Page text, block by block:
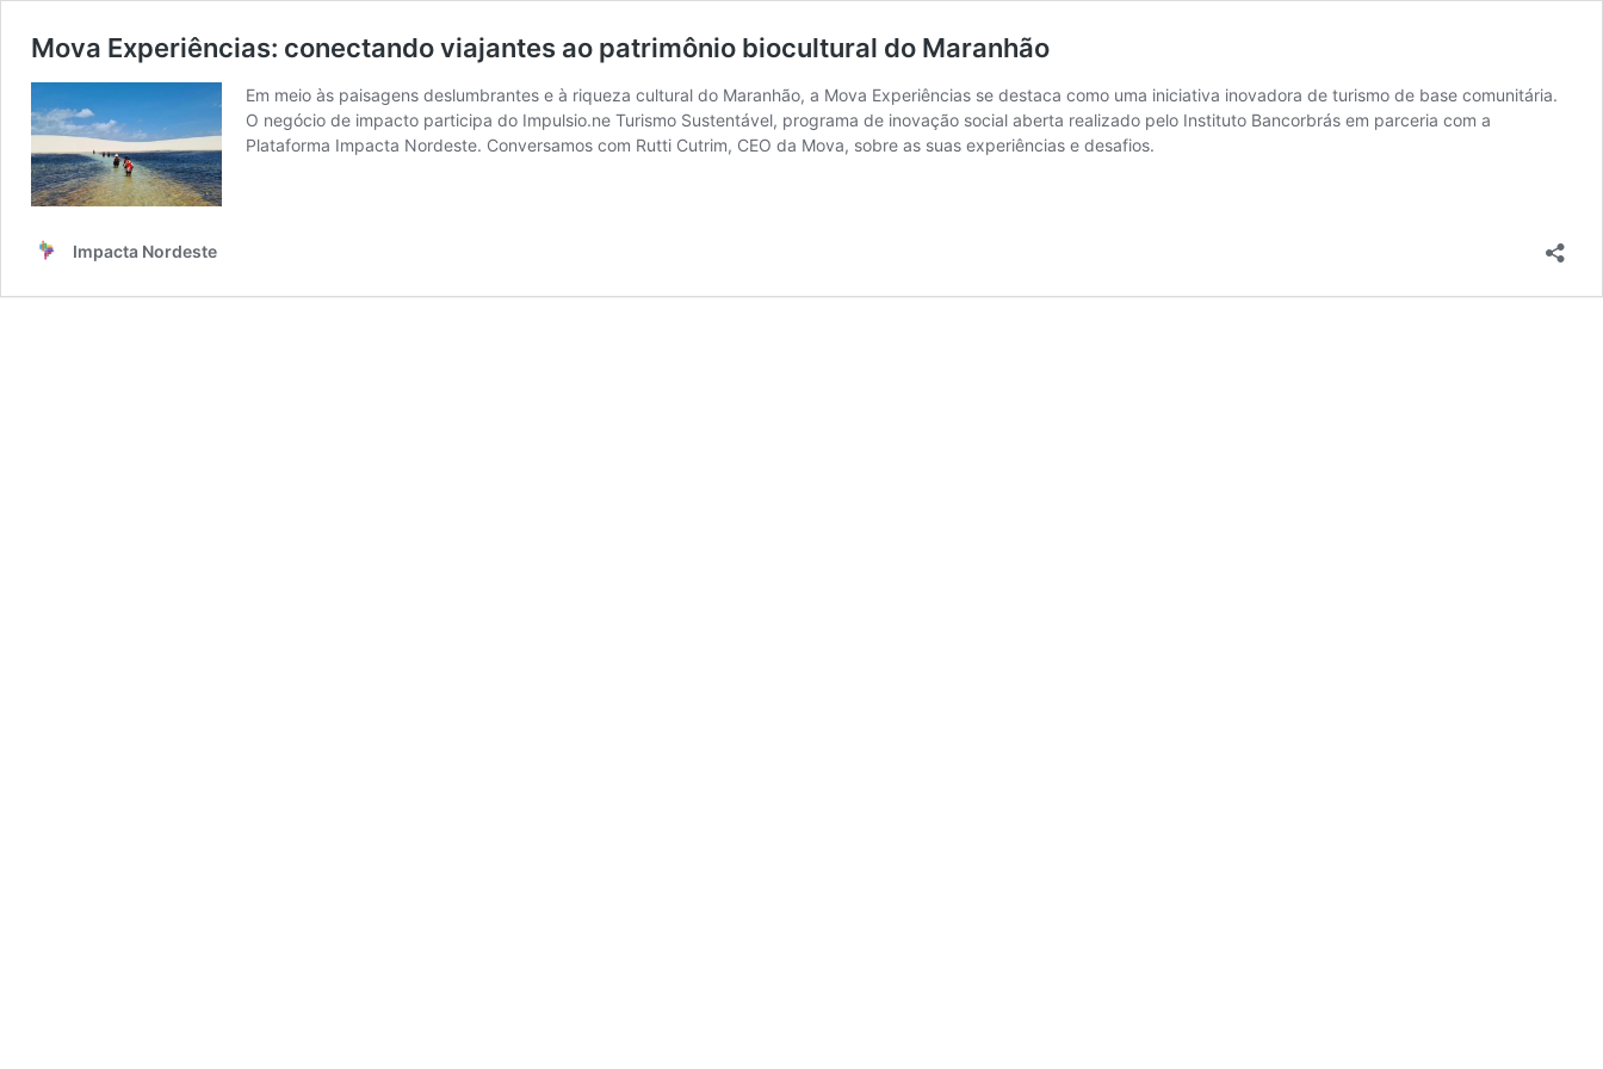
Mova Experiências: conectando viajantes ao patrimônio biocultural do Maranhão
Em meio às paisagens deslumbrantes e à riqueza cultural do Maranhão, a Mova Experiências se destaca como uma iniciativa inovadora de turismo de base comunitária.
O negócio de impacto participa do Impulsio.ne Turismo Sustentável, programa de inovação social aberta realizado pelo Instituto Bancorbrás em parceria com a
Plataforma Impacta Nordeste. Conversamos com Rutti Cutrim, CEO da Mova, sobre as suas experiências e desafios.
Impacta Nordeste